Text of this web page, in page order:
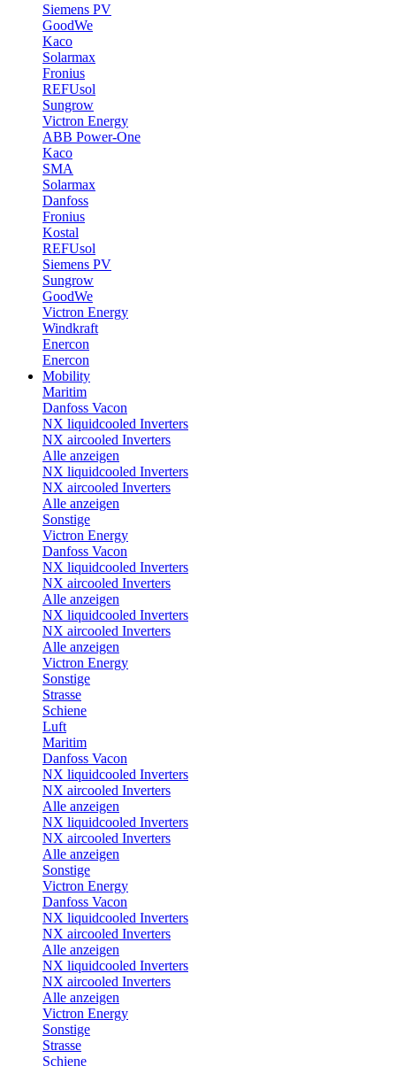
Siemens PV
GoodWe
Kaco
Solarmax
Fronius
REFUsol
Sungrow
Victron Energy
ABB Power-One
Kaco
SMA
Solarmax
Danfoss
Fronius
Kostal
REFUsol
Siemens PV
Sungrow
GoodWe
Victron Energy
Windkraft
Enercon
Enercon
Mobility
Maritim
Danfoss Vacon
NX liquidcooled Inverters
NX aircooled Inverters
Alle anzeigen
NX liquidcooled Inverters
NX aircooled Inverters
Alle anzeigen
Sonstige
Victron Energy
Danfoss Vacon
NX liquidcooled Inverters
NX aircooled Inverters
Alle anzeigen
NX liquidcooled Inverters
NX aircooled Inverters
Alle anzeigen
Victron Energy
Sonstige
Strasse
Schiene
Luft
Maritim
Danfoss Vacon
NX liquidcooled Inverters
NX aircooled Inverters
Alle anzeigen
NX liquidcooled Inverters
NX aircooled Inverters
Alle anzeigen
Sonstige
Victron Energy
Danfoss Vacon
NX liquidcooled Inverters
NX aircooled Inverters
Alle anzeigen
NX liquidcooled Inverters
NX aircooled Inverters
Alle anzeigen
Victron Energy
Sonstige
Strasse
Schiene